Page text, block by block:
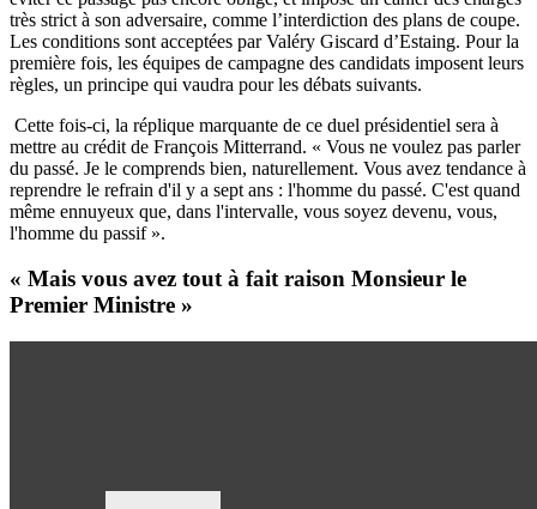
très strict à son adversaire, comme l’interdiction des plans de coupe.
Les conditions sont acceptées par Valéry Giscard d’Estaing. Pour la
première fois, les équipes de campagne des candidats imposent leurs
règles, un principe qui vaudra pour les débats suivants.
Cette fois-ci, la réplique marquante de ce duel présidentiel sera à
mettre au crédit de François Mitterrand. « Vous ne voulez pas parler
du passé. Je le comprends bien, naturellement. Vous avez tendance à
reprendre le refrain d'il y a sept ans : l'homme du passé. C'est quand
même ennuyeux que, dans l'intervalle, vous soyez devenu, vous,
l'homme du passif ».
« Mais vous avez tout à fait raison Monsieur le
Premier Ministre »